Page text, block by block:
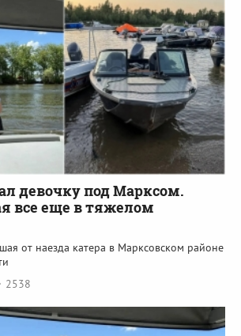
девочку под Марксом.
все еще в тяжелом
от наезда катера в Марксовском районе
2538